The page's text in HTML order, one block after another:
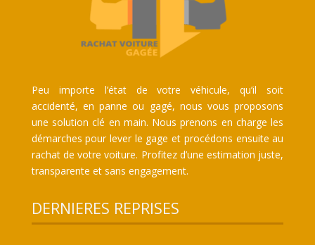
Peu importe l’état de votre véhicule, qu’il soit
accidenté, en panne ou gagé, nous vous proposons
une solution clé en main. Nous prenons en charge les
démarches pour lever le gage et procédons ensuite au
rachat de votre voiture. Profitez d’une estimation juste,
transparente et sans engagement.
DERNIERES REPRISES